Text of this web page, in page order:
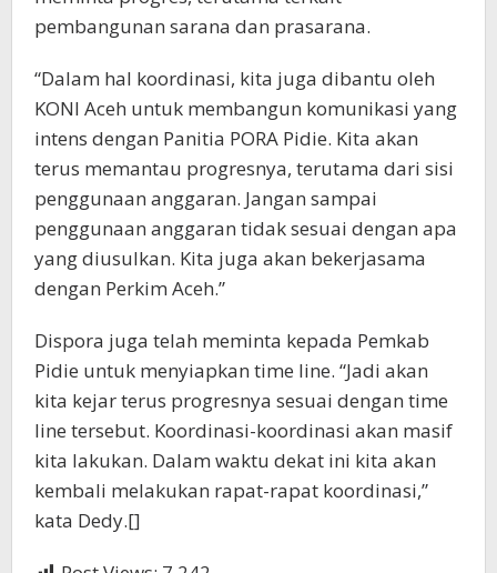
pembangunan sarana dan prasarana.
“Dalam hal koordinasi, kita juga dibantu oleh
KONI Aceh untuk membangun komunikasi yang
intens dengan Panitia PORA Pidie. Kita akan
terus memantau progresnya, terutama dari sisi
penggunaan anggaran. Jangan sampai
penggunaan anggaran tidak sesuai dengan apa
yang diusulkan. Kita juga akan bekerjasama
dengan Perkim Aceh.”
Dispora juga telah meminta kepada Pemkab
Pidie untuk menyiapkan time line. “Jadi akan
kita kejar terus progresnya sesuai dengan time
line tersebut. Koordinasi-koordinasi akan masif
kita lakukan. Dalam waktu dekat ini kita akan
kembali melakukan rapat-rapat koordinasi,”
kata Dedy.[]